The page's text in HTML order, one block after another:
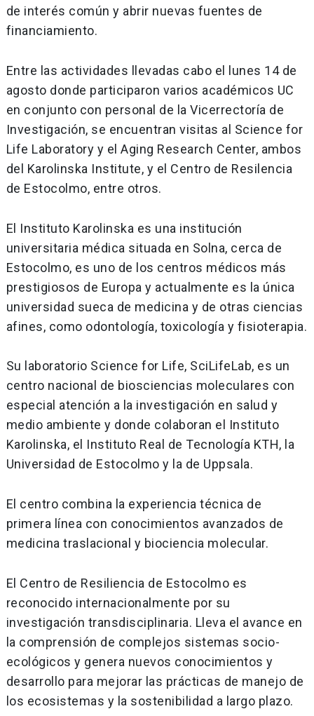
de interés común y abrir nuevas fuentes de
financiamiento.
Entre las actividades llevadas cabo el lunes 14 de
agosto donde participaron varios académicos UC
en conjunto con personal de la Vicerrectoría de
Investigación, se encuentran visitas al Science for
Life Laboratory y el Aging Research Center, ambos
del Karolinska Institute, y el Centro de Resilencia
de Estocolmo, entre otros.
El Instituto Karolinska es una institución
universitaria médica situada en Solna, cerca de
Estocolmo, es uno de los centros médicos más
prestigiosos de Europa y actualmente es la única
universidad sueca de medicina y de otras ciencias
afines, como odontología, toxicología y fisioterapia.
Su laboratorio Science for Life, SciLifeLab, es un
centro nacional de biosciencias moleculares con
especial atención a la investigación en salud y
medio ambiente y donde colaboran el Instituto
Karolinska, el Instituto Real de Tecnología KTH, la
Universidad de Estocolmo y la de Uppsala.
El centro combina la experiencia técnica de
primera línea con conocimientos avanzados de
medicina traslacional y biociencia molecular.
El Centro de Resiliencia de Estocolmo es
reconocido internacionalmente por su
investigación transdisciplinaria. Lleva el avance en
la comprensión de complejos sistemas socio-
ecológicos y genera nuevos conocimientos y
desarrollo para mejorar las prácticas de manejo de
los ecosistemas y la sostenibilidad a largo plazo.